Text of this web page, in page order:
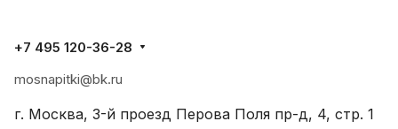
+7 495 120-36-28
mosnapitki@bk.ru
г. Москва, 3-й проезд Перова Поля пр-д, 4, стр. 1